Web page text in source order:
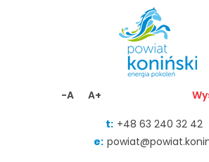
-A A+
t: +48 63 240 32 42
e: